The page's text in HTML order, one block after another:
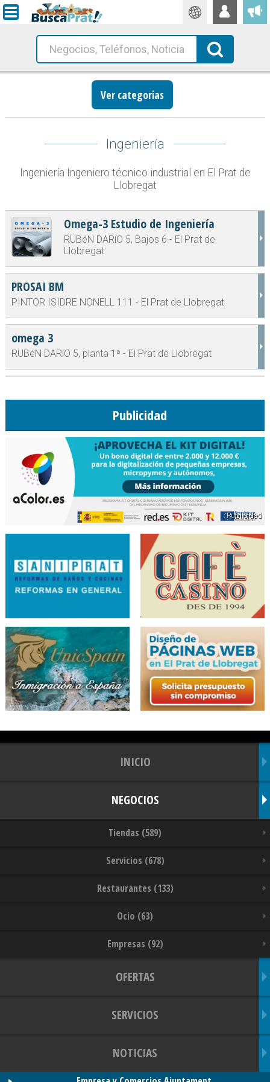
Traductor
Busca!
Ver categorias
Ingeniería
Ingeniería Ingeniero técnico industrial en El Prat de
Llobregat
Omega-3 Estudio de Ingeniería
RUBéN DARíO 5, Bajos 6 - El Prat de
Llobregat
PROSAI BM
PINTOR ISIDRE NONELL 111 - El Prat de Llobregat
omega 3
RUBéN DARíO 5, planta 1ª - El Prat de Llobregat
Publicidad
INICIO
NEGOCIOS
Tiendas (589)
Servicios (678)
Restaurantes (133)
Ocio (63)
Empresas (92)
OFERTAS
SERVICIOS
NOTICIAS